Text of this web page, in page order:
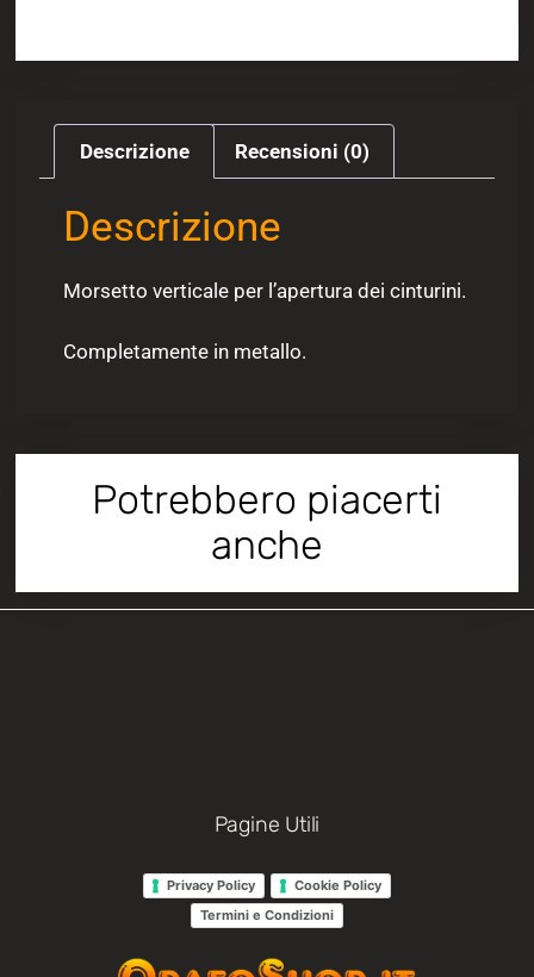
Descrizione Recensioni (0)
Descrizione
Morsetto verticale per l’apertura dei cinturini.
Completamente in metallo.
Potrebbero piacerti
anche
Pagine Utili
Privacy Policy
Cookie Policy
Termini e Condizioni